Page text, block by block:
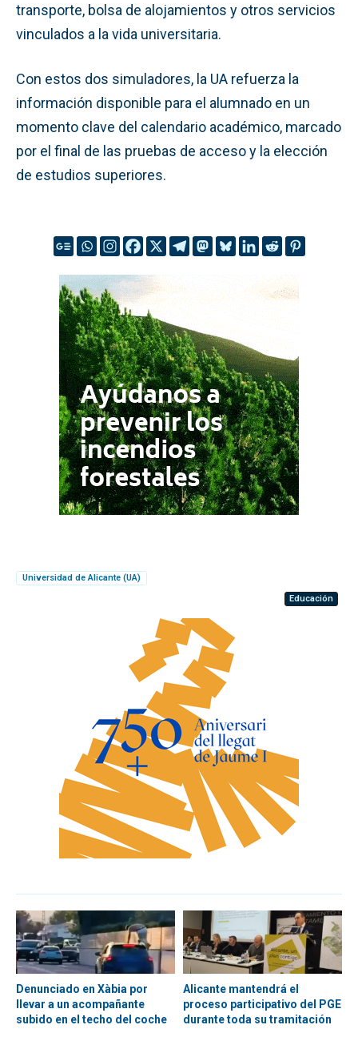
transporte, bolsa de alojamientos y otros servicios
vinculados a la vida universitaria.
Con estos dos simuladores, la UA refuerza la
información disponible para el alumnado en un
momento clave del calendario académico, marcado
por el final de las pruebas de acceso y la elección
de estudios superiores.
Universidad de Alicante (UA)
Educación
Denunciado en Xàbia por
llevar a un acompañante
subido en el techo del coche
Alicante mantendrá el
proceso participativo del PGE
durante toda su tramitación